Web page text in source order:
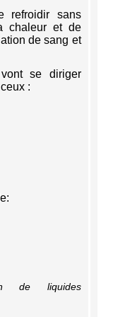
refroidir sans
chaleur et de
de sang et
se diriger
:
de liquides